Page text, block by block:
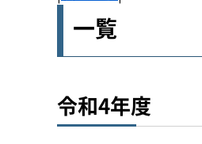
一覧
令和4年度